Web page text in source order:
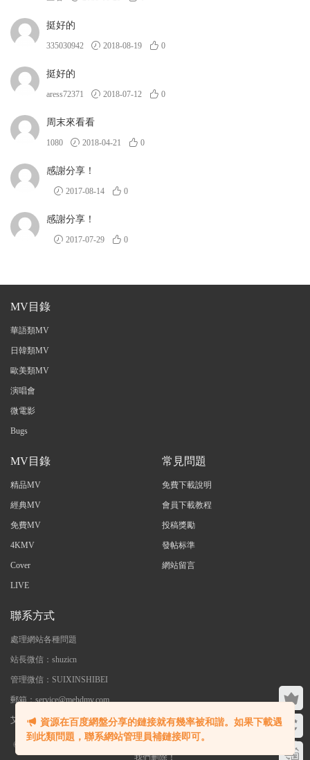
挺好的
335030942 2018-08-19 0
挺好的
aress72371 2018-07-12 0
周末來看看
1080 2018-04-21 0
感謝分享！
2017-08-14 0
感謝分享！
2017-07-29 0
MV目錄
華語類MV
日韓類MV
歐美類MV
演唱會
微電影
Bugs
MV目錄
精品MV
經典MV
免費MV
4KMV
Cover
LIVE
常見問題
免費下載說明
會員下載教程
投稿獎勵
發帖标準
網站留言
聯系方式
處理網站各種問題
站長微信：shuzicn
管理微信：SUIXINSHIBEI
郵箱：service@mehdmv.com
艾木微 - 專注高清無水印MV分享下載
©2023 艾木微 本站内大部分資源收集于網絡，若侵犯了您的合法權益，請聯系
我們删除！
資源在百度網盤分享的鏈接就有幾率被和諧。如果下載遇
到此類問題，聯系網站管理員補鏈接即可。